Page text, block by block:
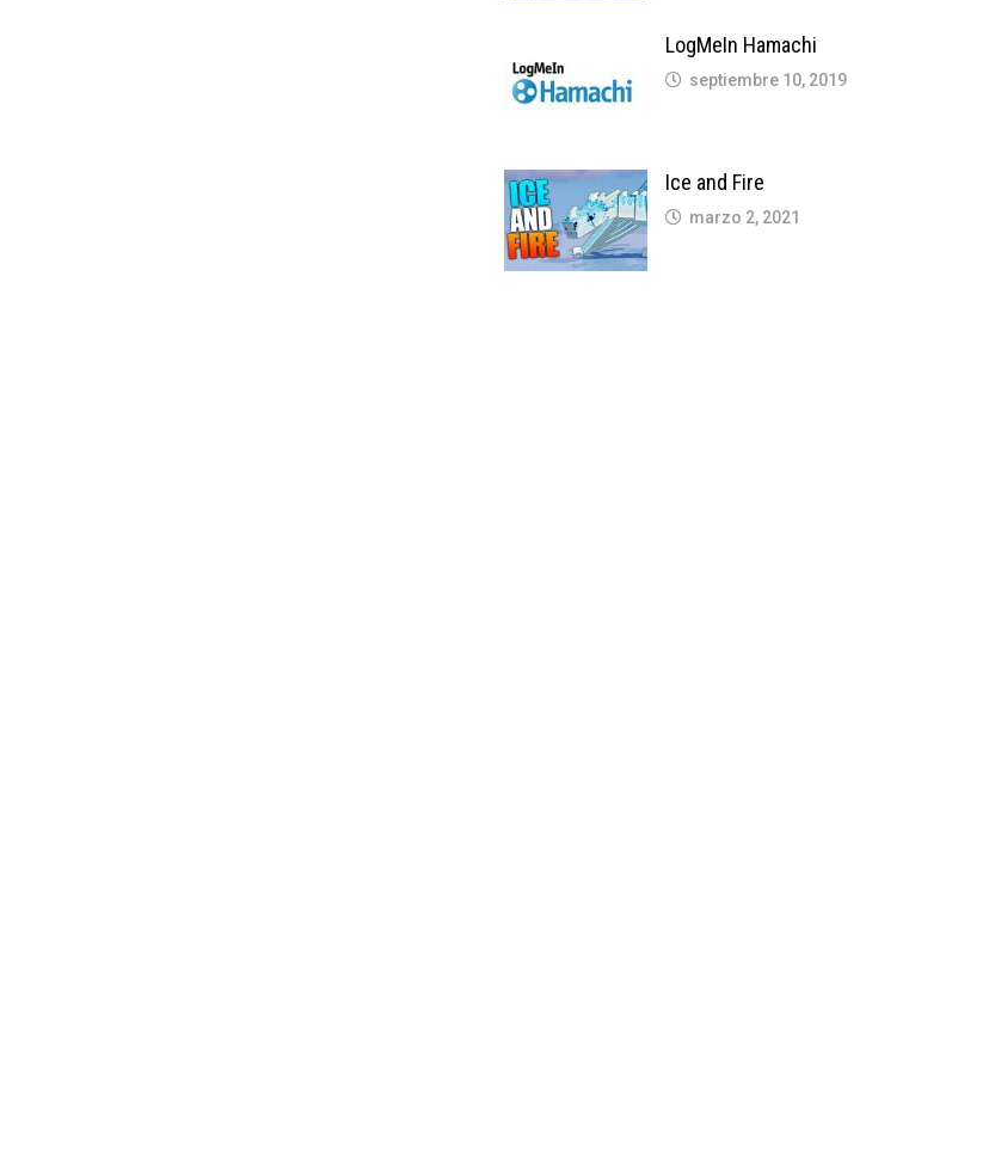
LogMeIn Hamachi
septiembre 10, 2019
Ice and Fire
marzo 2, 2021